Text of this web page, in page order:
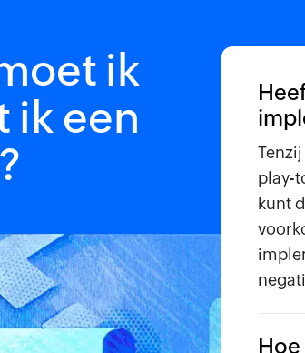
ik
ik een
play-
kunt